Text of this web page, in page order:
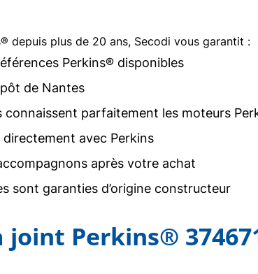
depuis plus de 20 ans, Secodi vous garantit :
Perkins® disponibles
de Nantes
parfaitement les moteurs
avec Perkins
après votre achat
sont garanties d’origine constructeur
Perkins®